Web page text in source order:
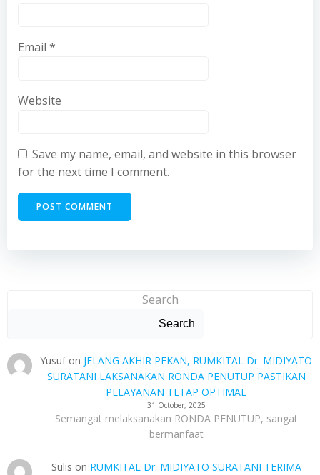
Email *
Website
Save my name, email, and website in this browser
for the next time I comment.
Search
Search
Yusufon JELANG AKHIR PEKAN, RUMKITAL Dr. MIDIYATO
SURATANI LAKSANAKAN RONDA PENUTUP PASTIKAN
PELAYANAN TETAP OPTIMAL
31 October, 2025
Semangat melaksanakan RONDA PENUTUP, sangat
bermanfaat
Sulis on RUMKITAL Dr. MIDIYATO SURATANI TERIMA